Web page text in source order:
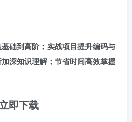
础到高阶；实战项目提升编码与
深知识理解；节省时间高效掌握
即下载